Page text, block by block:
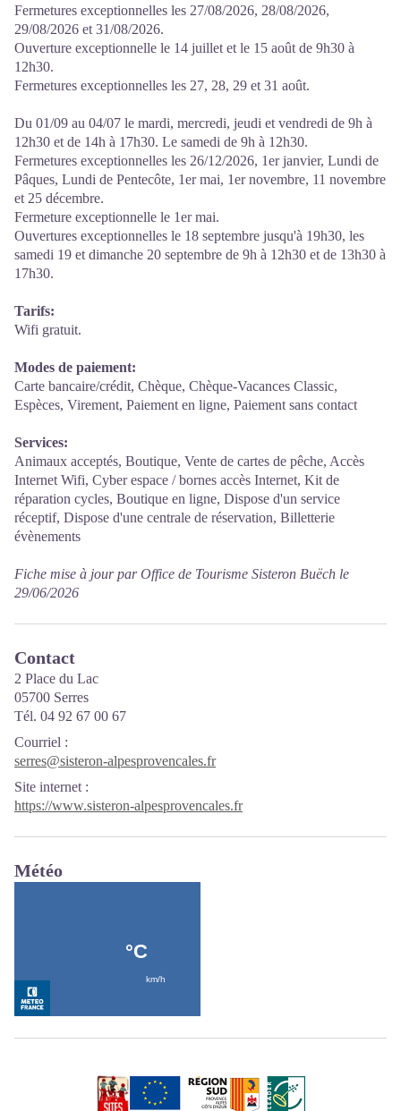
Fermetures exceptionnelles les 27/08/2026, 28/08/2026,
29/08/2026 et 31/08/2026.
Ouverture exceptionnelle le 14 juillet et le 15 août de 9h30 à
12h30.
Fermetures exceptionnelles les 27, 28, 29 et 31 août.
Du 01/09 au 04/07 le mardi, mercredi, jeudi et vendredi de 9h à
12h30 et de 14h à 17h30. Le samedi de 9h à 12h30.
Fermetures exceptionnelles les 26/12/2026, 1er janvier, Lundi de
Pâques, Lundi de Pentecôte, 1er mai, 1er novembre, 11 novembre
et 25 décembre.
Fermeture exceptionnelle le 1er mai.
Ouvertures exceptionnelles le 18 septembre jusqu'à 19h30, les
samedi 19 et dimanche 20 septembre de 9h à 12h30 et de 13h30 à
17h30.
Tarifs:
Wifi gratuit.
Modes de paiement:
Carte bancaire/crédit, Chèque, Chèque-Vacances Classic,
Espèces, Virement, Paiement en ligne, Paiement sans contact
Services:
Animaux acceptés, Boutique, Vente de cartes de pêche, Accès
Internet Wifi, Cyber espace / bornes accès Internet, Kit de
réparation cycles, Boutique en ligne, Dispose d'un service
réceptif, Dispose d'une centrale de réservation, Billetterie
évènements
Fiche mise à jour par Office de Tourisme Sisteron Buëch le
29/06/2026
Contact
2 Place du Lac
05700 Serres
Tél. 04 92 67 00 67
Courriel :
serres@sisteron-alpesprovencales.fr
Site internet :
https://www.sisteron-alpesprovencales.fr
Météo